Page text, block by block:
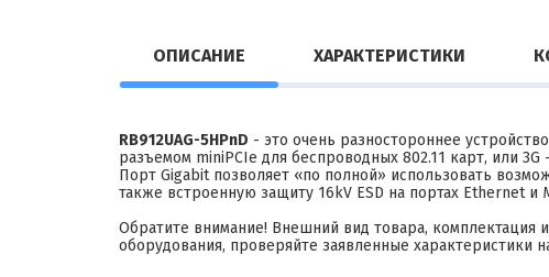
ОПИСАНИЕ ХАРАКТЕРИСТИКИ
RB912UAG-5HPnD - это очень разностороннее
разъемом miniPCIe для беспроводных 802.11 карт, или 3G
Порт Gigabit позволяет «по полной» использовать
также встроенную защиту 16kV ESD на портах Ethernet и
Обратите внимание! Внешний вид товара, комплектация
оборудования, проверяйте заявленные характеристики